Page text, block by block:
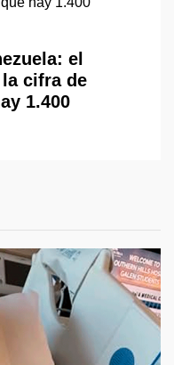
el
cifra de
1.400